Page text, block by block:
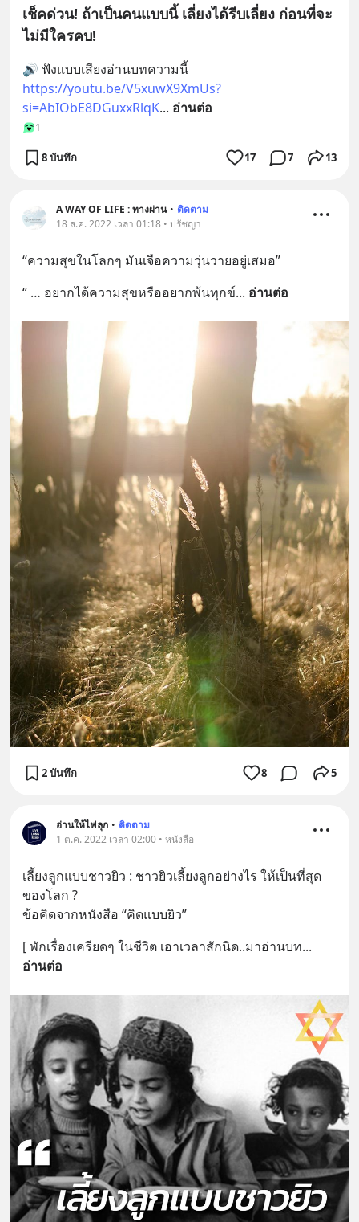
เช็คด่วน! ถ้าเป็นคนแบบนี้ เลี่ยงได้รีบเลี่ยง ก่อนที่จะ
ไม่มีใครคบ!
🔊 ฟังแบบเสียงอ่านบทความนี้
https://youtu.be/V5xuwX9XmUs?
si=AbIObE8DGuxxRlqK... อ่านต่อ
1
8 บันทึก 17 7 13
A WAY OF LIFE : ทางผ่าน • ติดตาม
18 ส.ค. 2022 เวลา 01:18 • ปรัชญา
“ความสุขในโลกๆ มันเจือความวุ่นวายอยู่เสมอ”
“ … อยากได้ความสุขหรืออยากพ้นทุกข์... อ่านต่อ
2 บันทึก 8 5
อ่านให้ไฟลุก • ติดตาม
1 ต.ค. 2022 เวลา 02:00 • หนังสือ
เลี้ยงลูกแบบชาวยิว : ชาวยิวเลี้ยงลูกอย่างไร ให้เป็นที่สุด
ของโลก ?
ข้อคิดจากหนังสือ “คิดแบบยิว”
[ พักเรื่องเครียดๆ ในชีวิต เอาเวลาสักนิด..มาอ่านบท
อ่านต่อ